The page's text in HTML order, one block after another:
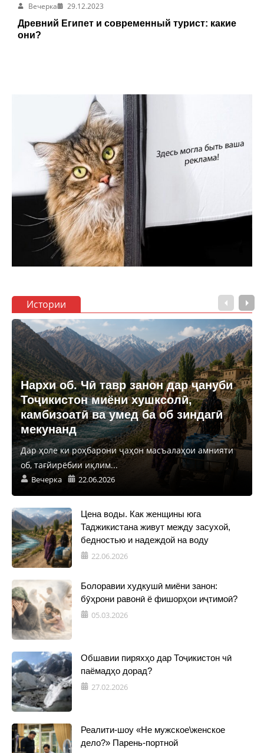
Вечерка
29.12.2023
Древний Египет и современный турист: какие
они?
Истории
Нархи об. Чӣ тавр занон дар ҷануби
Тоҷикистон миёни хушксолӣ,
камбизоатӣ ва умед ба об зиндагӣ
мекунанд
Дар ҳоле ки роҳбарони ҷаҳон масъалаҳои амнияти
об, тағйирёбии иқлим...
Вечерка 22.06.2026
Цена воды. Как женщины юга
Таджикистана живут между засухой,
бедностью и надеждой на воду
22.06.2026
Болоравии худкушӣ миёни занон:
бӯҳрони равонӣ ё фишорҳои иҷтимоӣ?
05.03.2026
Обшавии пиряхҳо дар Тоҷикистон чӣ
паёмадҳо дорад?
27.02.2026
Реалити-шоу «Не мужское\женское
дело?» Парень-портной